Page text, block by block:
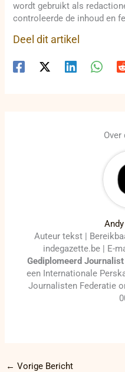
wordt gebruikt als
controleerde de inhoud en
Deel dit artikel
Over
Auteur tekst |
indegazette.be | E-
Gediplomeerd Journalist
een Internationale
Journalisten Federatie
← Vorige Bericht